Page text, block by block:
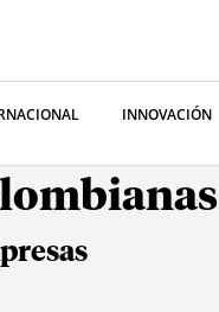
INNOVACIÓN